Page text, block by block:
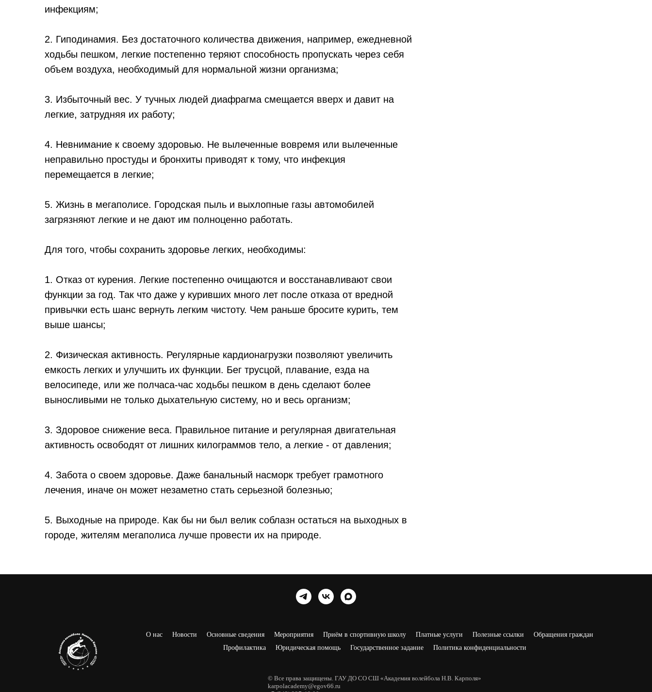
инфекциям;
2. Гиподинамия. Без достаточного количества движения, например, ежедневной
ходьбы пешком, легкие постепенно теряют способность пропускать через себя
объем воздуха, необходимый для нормальной жизни организма;
3. Избыточный вес. У тучных людей диафрагма смещается вверх и давит на
легкие, затрудняя их работу;
4. Невнимание к своему здоровью. Не вылеченные вовремя или вылеченные
неправильно простуды и бронхиты приводят к тому, что инфекция
перемещается в легкие;
5. Жизнь в мегаполисе. Городская пыль и выхлопные газы автомобилей
загрязняют легкие и не дают им полноценно работать.
Для того, чтобы сохранить здоровье легких, необходимы:
1. Отказ от курения. Легкие постепенно очищаются и восстанавливают свои
функции за год. Так что даже у куривших много лет после отказа от вредной
привычки есть шанс вернуть легким чистоту. Чем раньше бросите курить, тем
выше шансы;
2. Физическая активность. Регулярные кардионагрузки позволяют увеличить
емкость легких и улучшить их функции. Бег трусцой, плавание, езда на
велосипеде, или же полчаса-час ходьбы пешком в день сделают более
выносливыми не только дыхательную систему, но и весь организм;
3. Здоровое снижение веса. Правильное питание и регулярная двигательная
активность освободят от лишних килограммов тело, а легкие - от давления;
4. Забота о своем здоровье. Даже банальный насморк требует грамотного
лечения, иначе он может незаметно стать серьезной болезнью;
5. Выходные на природе. Как бы ни был велик соблазн остаться на выходных в
городе, жителям мегаполиса лучше провести их на природе.
О нас Новости Основные сведения Мероприятия Приём в спортивную школу Платные услуги Полезные ссылки
Обращения граждан
Профилактика
Юридическая помощь Государственное задание Политика конфиденциальности
© Все права защищены. ГАУ ДО СО СШ «Академия волейбола Н.В. Карполя»
karpolacademy@egov66.ru